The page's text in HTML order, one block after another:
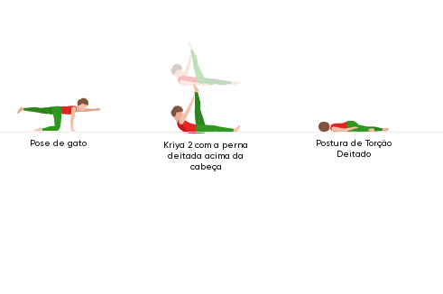
Pose de gato
Kriya 2 com a perna
deitada acima da
cabeça
Postura de Torção
Deitado